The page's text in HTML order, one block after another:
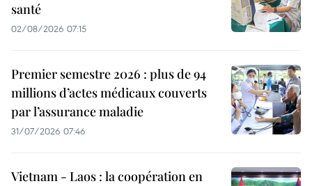
santé
02/08/2026 07:15
Premier semestre 2026 : plus de 94
millions d’actes médicaux couverts
par l’assurance maladie
31/07/2026 07:46
Vietnam - Laos : la coopération en